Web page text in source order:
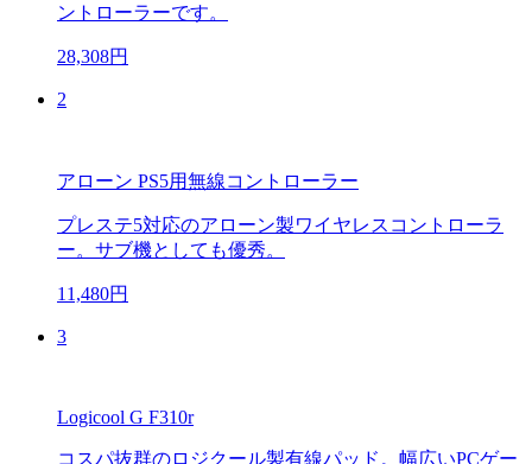
ントローラーです。
28,308円
2
アローン PS5用無線コントローラー
プレステ5対応のアローン製ワイヤレスコントローラ
ー。サブ機としても優秀。
11,480円
3
Logicool G F310r
コスパ抜群のロジクール製有線パッド。幅広いPCゲー